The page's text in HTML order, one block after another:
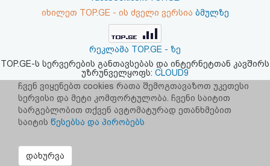
შეთანხმება
პასუხისმგებლობის
უარყოფა
იხილეთ TOP.GE - ის ძველი ვერსია ბმულზე
რეკლამა TOP.GE - ზე
TOP.GE-ს სერვერების განთავსებას და ინტერნეტთან კავშირს
უზრუნველყოფს: CLOUD9
ჩვენ ვიყენებთ cookies რათა შემოგთავაზოთ უკეთესი
სერვისი და მეტი კომფორტულობა. ჩვენი საიტით
სარგებლობით თქვენ ავტომატურად ეთანხმებით
საიტის წესებსა და პირობებს
დახურვა